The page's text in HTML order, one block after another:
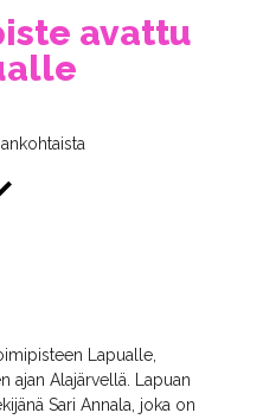
avattu
Lapualle,
ajan Alajärvellä. Lapuan
Sari Annala, joka on